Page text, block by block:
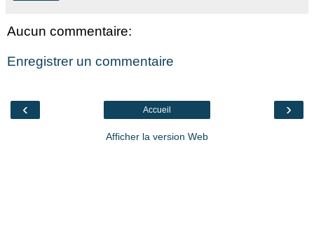
Aucun commentaire:
Enregistrer un commentaire
‹ ›
Accueil
Afficher la version Web